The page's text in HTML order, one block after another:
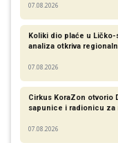
07.08.2026
Koliki dio plaće u
analiza otkriva
07.08.2026
Cirkus KoraZon otvorio
sapunice i radionicu za
07.08.2026